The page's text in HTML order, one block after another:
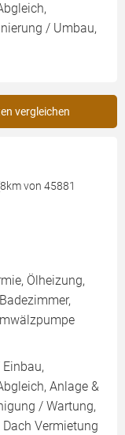
/ Umbau,
vergleichen
von 45881
Ölheizung,
Anlage &
/ Wartung,
Vermietung